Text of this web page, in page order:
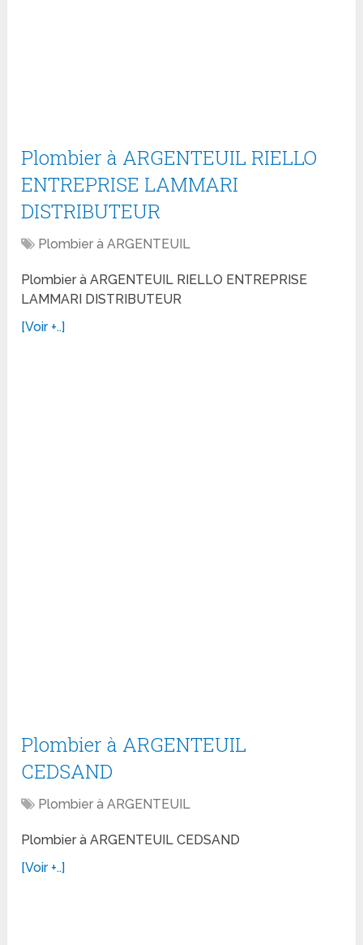
Plombier à ARGENTEUIL RIELLO
ENTREPRISE LAMMARI
DISTRIBUTEUR
Plombier à ARGENTEUIL
Plombier à ARGENTEUIL RIELLO ENTREPRISE
LAMMARI DISTRIBUTEUR
[Voir +..]
Plombier à ARGENTEUIL
CEDSAND
Plombier à ARGENTEUIL
Plombier à ARGENTEUIL CEDSAND
[Voir +..]